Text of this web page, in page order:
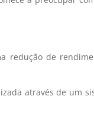
redução de
através de um